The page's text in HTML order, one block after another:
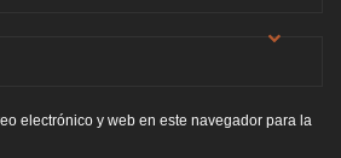
electrónico y web en este navegador para la